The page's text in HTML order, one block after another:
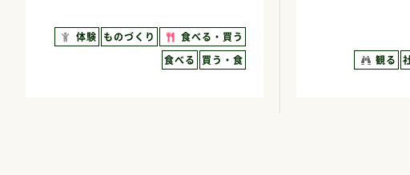
体験 ものづくり
食べる・買う
食べる
買う・食 観る